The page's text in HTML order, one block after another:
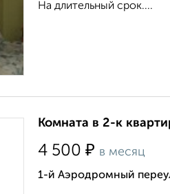
На длительный срок....
Комната в 2-к
4 500 ₽ в месяц
1-й Аэродромный